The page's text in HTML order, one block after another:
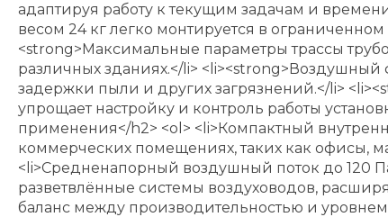
адаптируя работу к текущим задачам и
весом 24 кг легко монтируется в
<strong>Максимальные параметры трассы
различных зданиях.</li>
задержки пыли и других загрязнений.</li>
упрощает настройку и контроль работы
применения</h2> <ol> <li>Компактный
коммерческих помещениях, таких как офисы,
<li>Средненапорный воздушный поток до 120
разветвлённые системы воздуховодов,
баланс между производительностью и